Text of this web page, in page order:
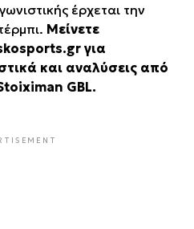
έρχεται την
Μείνετε
για
και αναλύσεις από
GBL.